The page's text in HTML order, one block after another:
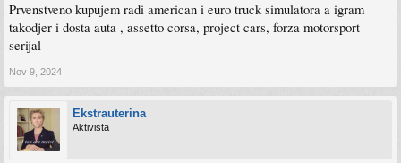
Prvenstveno kupujem radi american i euro truck simulatora a igram
takodjer i dosta auta , assetto corsa, project cars, forza motorsport
serijal
Nov 9, 2024
Ekstrauterina
Aktivista